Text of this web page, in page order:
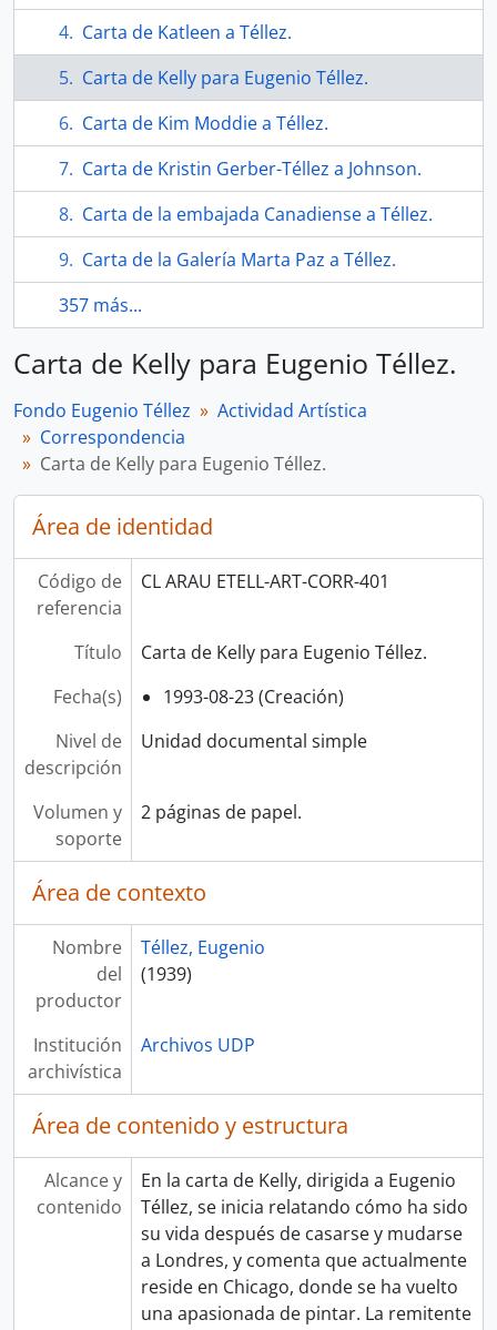
Carta de Katleen a Téllez.
Carta de Kelly para Eugenio Téllez.
Carta de Kim Moddie a Téllez.
Carta de Kristin Gerber-Téllez a Johnson.
Carta de la embajada Canadiense a Téllez.
Carta de la Galería Marta Paz a Téllez.
357 más...
Carta de Kelly para Eugenio Téllez.
Fondo Eugenio Téllez
Actividad Artística
Correspondencia
Carta de Kelly para Eugenio Téllez.
Área de identidad
Código de
referencia
CL ARAU ETELL-ART-CORR-401
Título
Carta de Kelly para Eugenio Téllez.
Fecha(s)
1993-08-23 (Creación)
Nivel de
descripción
Unidad documental simple
Volumen y
soporte
2 páginas de papel.
Área de contexto
Nombre
del
productor
Téllez, Eugenio
(1939)
Institución
archivística
Archivos UDP
Área de contenido y estructura
Alcance y
contenido
En la carta de Kelly, dirigida a Eugenio
Téllez, se inicia relatando cómo ha sido
su vida después de casarse y mudarse
a Londres, y comenta que actualmente
reside en Chicago, donde se ha vuelto
una apasionada de pintar. La remitente